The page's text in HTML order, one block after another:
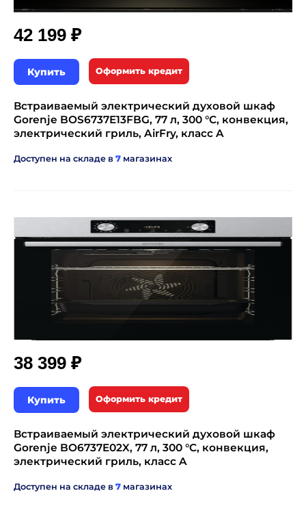
42 199 ₽
Купить Оформить кредит
Встраиваемый электрический духовой шкаф
Gorenje BOS6737E13FBG, 77 л, 300 °C, конвекция,
электрический гриль, AirFry, класс A
Доступен на складе в 7 магазинах
38 399 ₽
Купить Оформить кредит
Встраиваемый электрический духовой шкаф
Gorenje BO6737E02X, 77 л, 300 °C, конвекция,
электрический гриль, класс A
Доступен на складе в 7 магазинах